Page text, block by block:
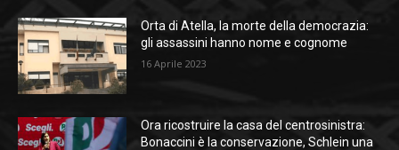
Orta di Atella, la morte della democrazia:
gli assassini hanno nome e cognome
16 Aprile 2023
Ora ricostruire la casa del centrosinistra:
Bonaccini è la conservazione, Schlein una